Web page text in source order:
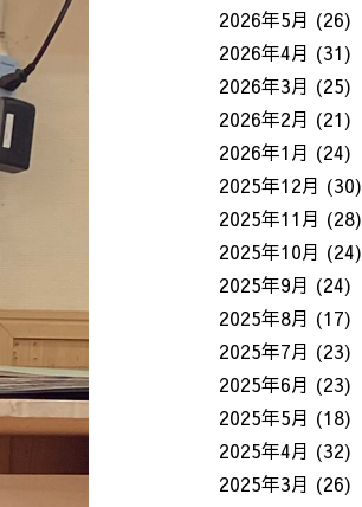
2026年5月 (26)
2026年4月 (31)
2026年3月 (25)
2026年2月 (21)
2026年1月 (24)
2025年12月 (30)
2025年11月 (28)
2025年10月 (24)
2025年9月 (24)
2025年8月 (17)
2025年7月 (23)
2025年6月 (23)
2025年5月 (18)
2025年4月 (32)
2025年3月 (26)